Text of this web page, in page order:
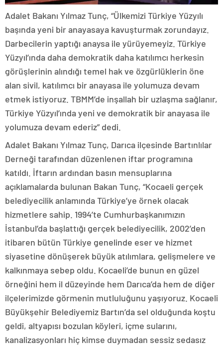
Adalet Bakanı Yılmaz Tunç, “Ülkemizi Türkiye Yüzyılı
başında yeni bir anayasaya kavuşturmak zorundayız.
Darbecilerin yaptığı anaysa ile yürüyemeyiz. Türkiye
Yüzyıl’ında daha demokratik daha katılımcı herkesin
görüşlerinin alındığı temel hak ve özgürlüklerin öne
alan sivil, katılımcı bir anayasa ile yolumuza devam
etmek istiyoruz. TBMM’de inşallah bir uzlaşma sağlanır,
Türkiye Yüzyıl’ında yeni ve demokratik bir anayasa ile
yolumuza devam ederiz” dedi.
Adalet Bakanı Yılmaz Tunç, Darıca ilçesinde Bartınlılar
Derneği tarafından düzenlenen iftar programına
katıldı. İftarın ardından basın mensuplarına
açıklamalarda bulunan Bakan Tunç, “Kocaeli gerçek
belediyecilik anlamında Türkiye’ye örnek olacak
hizmetlere sahip. 1994’te Cumhurbaşkanımızın
İstanbul’da başlattığı gerçek belediyecilik, 2002’den
itibaren bütün Türkiye genelinde eser ve hizmet
siyasetine dönüşerek büyük atılımlara, gelişmelere ve
kalkınmaya sebep oldu. Kocaeli’de bunun en güzel
örneğini hem il düzeyinde hem Darıca’da hem de diğer
ilçelerimizde görmenin mutluluğunu yaşıyoruz. Kocaeli
Büyükşehir Belediyemiz Bartın’da sel olduğunda koştu
geldi, altyapısı bozulan köyleri, içme sularını,
kanalizasyonları hiç kimse duymadan sessiz sedasız